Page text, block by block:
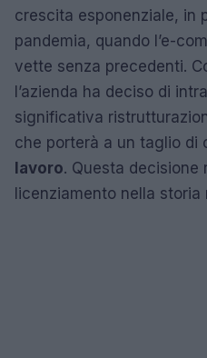
crescita esponenziale, in
pandemia, quando l’e-
vette senza precedenti.
l’azienda ha deciso di
significativa
che porterà a un taglio di
lavoro. Questa decisione
licenziamento nella storia